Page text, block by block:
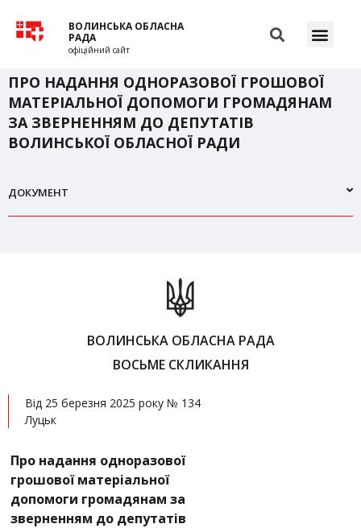
ВОЛИНСЬКА ОБЛАСНА
РАДА
офіційний сайт
ПРО НАДАННЯ ОДНОРАЗОВОЇ ГРОШОВОЇ
МАТЕРІАЛЬНОЇ ДОПОМОГИ ГРОМАДЯНАМ
ЗА ЗВЕРНЕННЯМ ДО ДЕПУТАТІВ
ВОЛИНСЬКОЇ ОБЛАСНОЇ РАДИ
ДОКУМЕНТ
ВОЛИНСЬКА ОБЛАСНА РАДА
ВОСЬМЕ СКЛИКАННЯ
Від 25 березня 2025 року № 134
Луцьк
Про надання одноразової
грошової матеріальної
допомоги громадянам за
зверненням до депутатів